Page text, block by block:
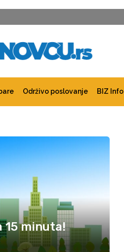
Održivo poslovanje BIZ Info
15 minuta!